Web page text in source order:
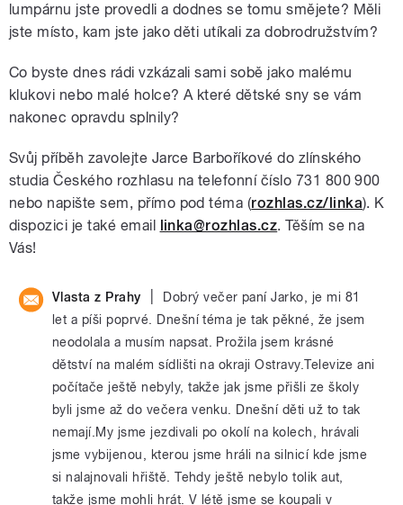
lumpárnu jste provedli a dodnes se tomu smějete? Měli
jste místo, kam jste jako děti utíkali za dobrodružstvím?
Co byste dnes rádi vzkázali sami sobě jako malému
klukovi nebo malé holce? A které dětské sny se vám
nakonec opravdu splnily?
Svůj příběh zavolejte Jarce Barboříkové do zlínského
studia Českého rozhlasu na telefonní číslo 731 800 900
nebo napište sem, přímo pod téma (rozhlas.cz/linka). K
dispozici je také email linka@rozhlas.cz. Těším se na
Vás!
Vlasta z Prahy
Dobrý večer paní Jarko, je mi 81
let a píši poprvé. Dnešní téma je tak pěkné, že jsem
neodolala a musím napsat. Prožila jsem krásné
dětství na malém sídlišti na okraji Ostravy.Televize ani
počítače ještě nebyly, takže jak jsme přišli ze školy
byli jsme až do večera venku. Dnešní děti už to tak
nemají.My jsme jezdivali po okolí na kolech, hrávali
jsme vybijenou, kterou jsme hráli na silnicí kde jsme
si nalajnovali hřiště. Tehdy ještě nebylo tolik aut,
takže jsme mohli hrát. V létě jsme se koupali v